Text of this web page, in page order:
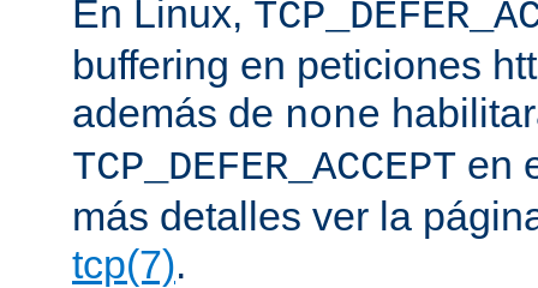
En Linux,
buffering en peticiones
además de none
TCP_DEFER_ACCEPT en
más detalles ver la
tcp(7).